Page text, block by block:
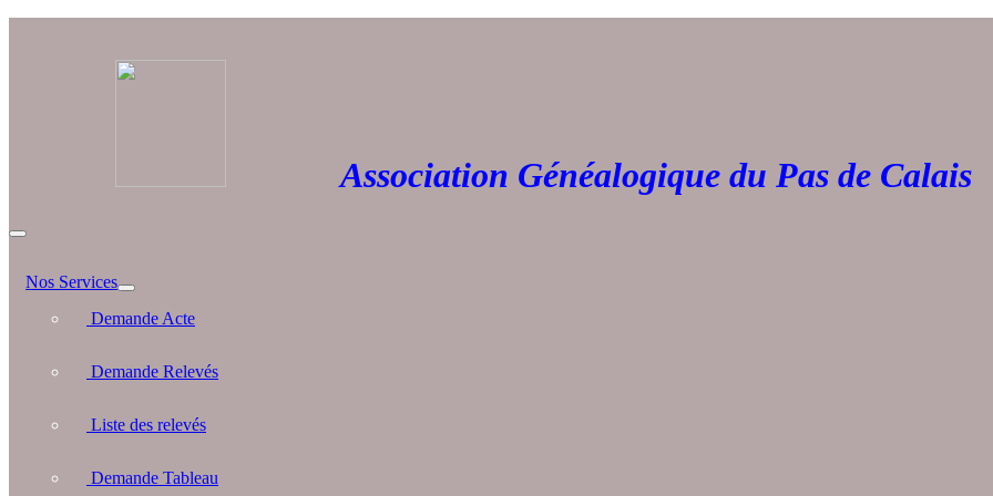
Association Généalogique du Pas de
Nos Services
Demande Acte
Demande Relevés
Liste des relevés
Demande Tableau